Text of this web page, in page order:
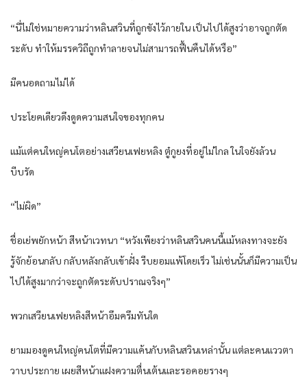
“นี่ไม่ใช่หมายความว่าหลินสวินที่ถูกขังไว้ภายใน เป็นไปได้สูงว่าอาจถูกตัด
ระดับ ทำให้มรรควิถีถูกทำลายจนไม่สามารถฟื้นคืนได้หรือ”
มีคนอดถามไม่ได้
ประโยคเดียวดึงดูดความสนใจของทุกคน
แม้แต่คนใหญ่คนโตอย่างเสวียนเฟยหลิง ตู๋กูยงที่อยู่ไม่ไกล ในใจยังล้วน
บีบรัด
“ไม่ผิด”
ชื่อเย่พยักหน้า สีหน้าเวทนา “หวังเพียงว่าหลินสวินคนนี้แม้หลงทางจะยัง
รู้จักย้อนกลับ กลับหลังกลับเข้าฝั่ง รีบยอมแพ้โดยเร็ว ไม่เช่นนั้นก็มีความเป็น
ไปได้สูงมากว่าจะถูกตัดระดับปราณจริงๆ”
พวกเสวียนเฟยหลิงสีหน้าอึมครึมทันใด
ยามมองดูคนใหญ่คนโตที่มีความแค้นกับหลินสวินเหล่านั้น แต่ละคนแววตา
วาบประกาย เผยสีหน้าแฝงความตื่นเต้นและรอคอยรางๆ